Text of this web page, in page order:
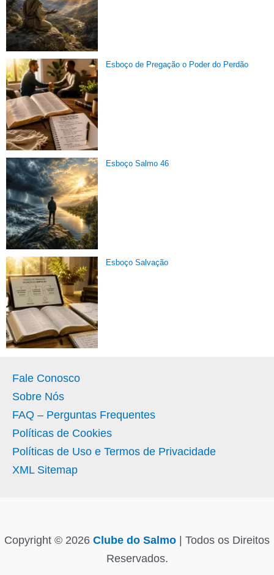
Esboço de Pregação o Poder do Perdão
Esboço Salmo 46
Esboço Salvação
Fale Conosco
Sobre Nós
FAQ – Perguntas Frequentes
Políticas de Cookies
Políticas de Uso e Termos de Privacidade
XML Sitemap
Copyright © 2026 Clube do Salmo | Todos os Direitos
Reservados.